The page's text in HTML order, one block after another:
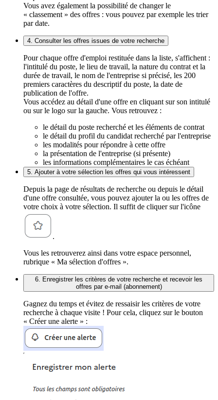
Vous avez également la possibilité de changer le
« classement » des offres : vous pouvez par exemple les trier
par date.
4. Consulter les offres issues de votre recherche
Pour chaque offre d'emploi restituée dans la liste, s'affichent :
l'intitulé du poste, le lieu de travail, la nature du contrat et la
durée de travail, le nom de l'entreprise si précisé, les 200
premiers caractères du descriptif du poste, la date de
publication de l'offre.
Vous accédez au détail d'une offre en cliquant sur son intitulé
ou sur le logo sur la gauche. Vous retrouvez :
le détail du poste recherché et les éléments de contrat
le détail du profil du candidat recherché par l'entreprise
les modalités pour répondre à cette offre
la présentation de l'entreprise (si présente)
les informations complémentaires le cas échéant
5. Ajouter à votre sélection les offres qui vous intéressent
Depuis la page de résultats de recherche ou depuis le détail
d'une offre consultée, vous pouvez ajouter la ou les offres de
votre choix à votre sélection. Il suffit de cliquer sur l'icône
.
Vous les retrouverez ainsi dans votre espace personnel,
rubrique « Ma sélection d'offres ».
6. Enregistrer les critères de votre recherche et recevoir les
offres par e-mail (abonnement)
Gagnez du temps et évitez de ressaisir les critères de votre
recherche à chaque visite ! Pour cela, cliquez sur le bouton
« Créer une alerte » :